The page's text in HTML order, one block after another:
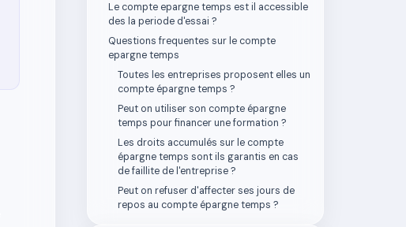
Le compte epargne temps est il accessible
des la periode d'essai ?
Questions frequentes sur le compte
epargne temps
Toutes les entreprises proposent elles un
compte épargne temps ?
Peut on utiliser son compte épargne
temps pour financer une formation ?
Les droits accumulés sur le compte
épargne temps sont ils garantis en cas
de faillite de l'entreprise ?
Peut on refuser d'affecter ses jours de
repos au compte épargne temps ?